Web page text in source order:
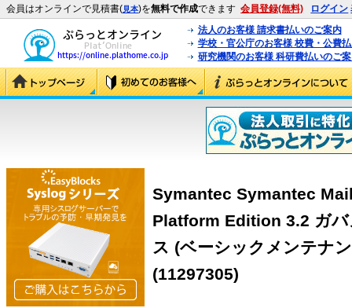
会員はオンラインで見積書(見本)を無料で作成できます 会員登録(無料) ログイン
法人のお客様 請求書払いのご案内
学校・官公庁のお客様 校費・公費
研究機関のお客様 科研費払いのご
Symantec Symantec
Platform Edition 3.2 ガバ
ス (ベーシックメンテナ
(11297305)